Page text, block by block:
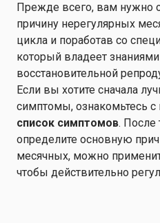
Прежде всего, вам нужно
причину нерегулярных
цикла и поработав со
который владеет
восстановительной
Если вы хотите сначала
симптомы, ознакомьтесь
список симптомов. После
определите основную
месячных, можно
чтобы действительно